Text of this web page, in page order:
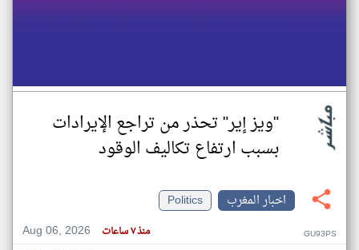
"ويز إير" تحذر من تراجع الإيرادات
بسبب ارتفاع تكاليف الوقود
اخبار المغرب
Politics
Aug 06, 2026
منذ ٧ ساعات GU93PS